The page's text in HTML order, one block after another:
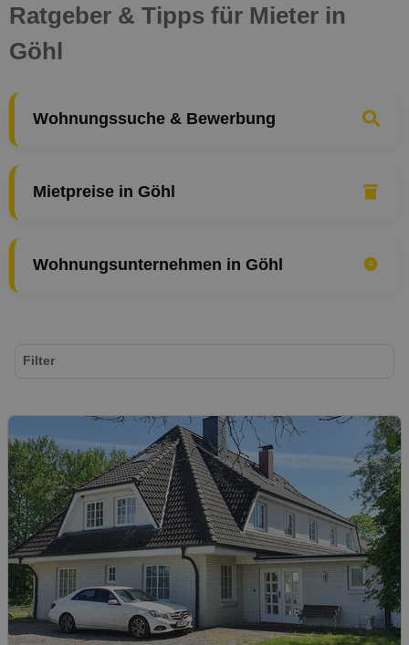
Ratgeber & Tipps für Mieter in
Göhl
Wohnungssuche & Bewerbung
Mietpreise in Göhl
Wohnungsunternehmen in Göhl
Filter